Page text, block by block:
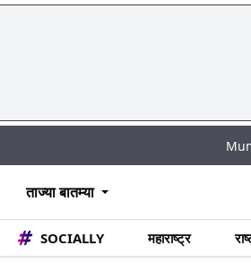
Mumbai
ताज्या बातम्या
SOCIALLY महाराष्ट्र